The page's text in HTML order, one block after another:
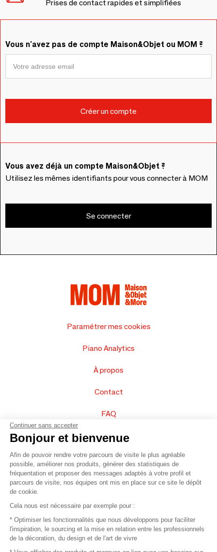
Prises de contact rapides et simplifiées
Vous n'avez pas de compte Maison&Objet ou MOM ?
Vous avez déjà un compte Maison&Objet ?
Utilisez les mêmes identifiants pour vous connecter à MOM
Se connecter
Paramétrer mes cookies
Piano Analytics
À propos
Contact
FAQ
Vendez vos produits
Plan du site
© 2016 –Organisation SAFI
Recrutement
Continuer sans accepter
Bonjour et bienvenue
Afin de pouvoir rendre votre parcours de visite le plus agréable
possible, améliorer nos produits, générer des statistiques de
fréquentation et proposer des messages adaptés à votre profil et
parcours de visite, nos équipes ont mis en place sur ce site le dépôt
de cookie.
Cela nous est nécessaire par exemple pour :
* Optimiser les fonctionnalités que nous développons pour faciliter
l'inspiration, le sourcing et la mise en relation entre les professionnels
de la décoration, du design et de l'art de vivre